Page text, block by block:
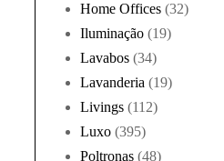
Home Offices (32)
Iluminação (19)
Lavabos (34)
Lavanderia (19)
Livings (112)
Luxo (395)
Poltronas (48)